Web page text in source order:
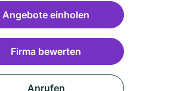
Angebote einholen
Firma bewerten
Anrufen